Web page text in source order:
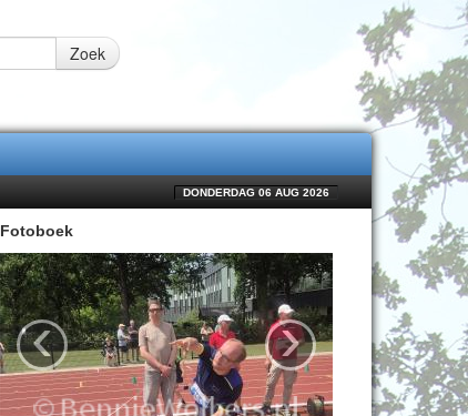
Zoek
DONDERDAG 06 AUG 2026
Fotoboek
‹ ›